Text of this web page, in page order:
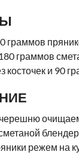
граммов
граммов
косточек и 90
режем на